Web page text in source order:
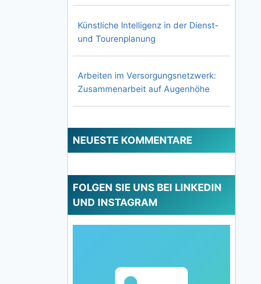
Künstliche Intelligenz in der Dienst-
und Tourenplanung
Arbeiten im Versorgungsnetzwerk:
Zusammenarbeit auf Augenhöhe
NEUESTE KOMMENTARE
FOLGEN SIE UNS BEI LINKEDIN
UND INSTAGRAM